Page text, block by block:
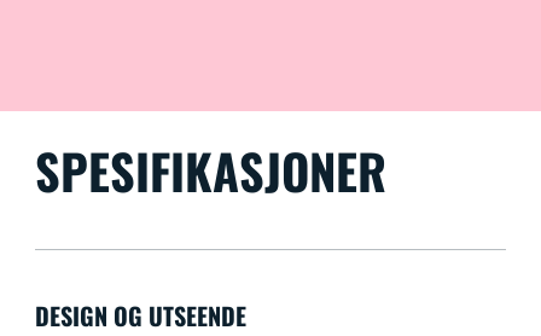
SPESIFIKASJONER
DESIGN OG UTSEENDE